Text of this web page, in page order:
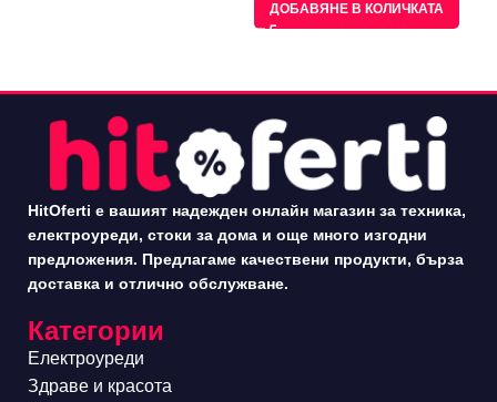
ДОБАВЯНЕ В КОЛИЧКАТА
HitOferti е вашият надежден онлайн магазин за техника,
електроуреди, стоки за дома и още много изгодни
предложения. Предлагаме качествени продукти, бърза
доставка и отлично обслужване.
Категории
Електроуреди
Здраве и красота